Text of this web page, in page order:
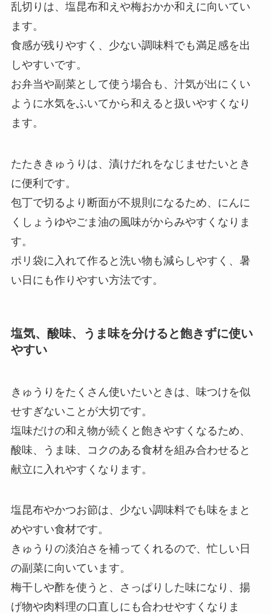
乱切りは、塩昆布和えや梅おかか和えに向いてい
ます。
食感が残りやすく、少ない調味料でも満足感を出
しやすいです。
お弁当や副菜として使う場合も、汁気が出にくい
ように水気をふいてから和えると扱いやすくなり
ます。
たたききゅうりは、漬けだれをなじませたいとき
に便利です。
包丁で切るより断面が不規則になるため、にんに
くしょうゆやごま油の風味がからみやすくなりま
す。
ポリ袋に入れて作ると洗い物も減らしやすく、暑
い日にも作りやすい方法です。
塩気、酸味、うま味を分けると飽きずに使い
やすい
きゅうりをたくさん使いたいときは、味つけを似
せすぎないことが大切です。
塩味だけの和え物が続くと飽きやすくなるため、
酸味、うま味、コクのある食材を組み合わせると
献立に入れやすくなります。
塩昆布やかつお節は、少ない調味料でも味をまと
めやすい食材です。
きゅうりの淡泊さを補ってくれるので、忙しい日
の副菜に向いています。
梅干しや酢を使うと、さっぱりした味になり、揚
げ物や肉料理の口直しにも合わせやすくなりま